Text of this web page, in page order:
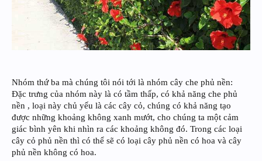
Nhóm thứ ba mà chúng tôi nói tới là nhóm cây che phủ nền:
Đặc trưng của nhóm này là có tầm thấp, có khả năng che phủ
nền , loại này chủ yếu là các cây cỏ, chúng có khả năng tạo
được những khoảng không xanh mướt, cho chúng ta một cảm
giác bình yên khi nhìn ra các khoảng không đó. Trong các loại
cây cỏ phủ nền thì có thể sẽ có loại cây phủ nền có hoa và cây
phủ nền không có hoa.